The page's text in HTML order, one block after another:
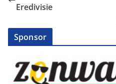
Eredivisie
Sponsor